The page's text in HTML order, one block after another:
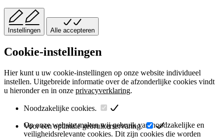
Instellingen Alle accepteren
Cookie-instellingen
Hier kunt u uw cookie-instellingen op onze website individueel
instellen. Uitgebreide informatie over de afzonderlijke cookies vindt
u hieronder en in onze privacyverklaring.
Noodzakelijke cookies.
Op onze website maken wij gebruik van noodzakelijke en
veiligheidsrelevante cookies. Dit zijn cookies die worden
Voor een optimale gebruikerservaring.